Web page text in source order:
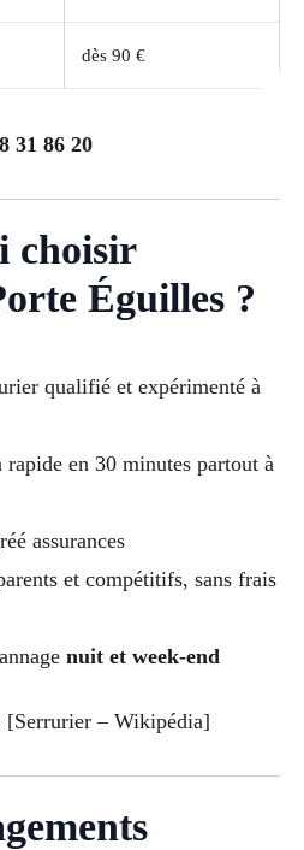
dès 90 €
31 86 20
choisir
Éguilles ?
qualifié et expérimenté à
en 30 minutes partout à
assurances
et compétitifs, sans frais
nuit et week-end
[Serrurier – Wikipédia]